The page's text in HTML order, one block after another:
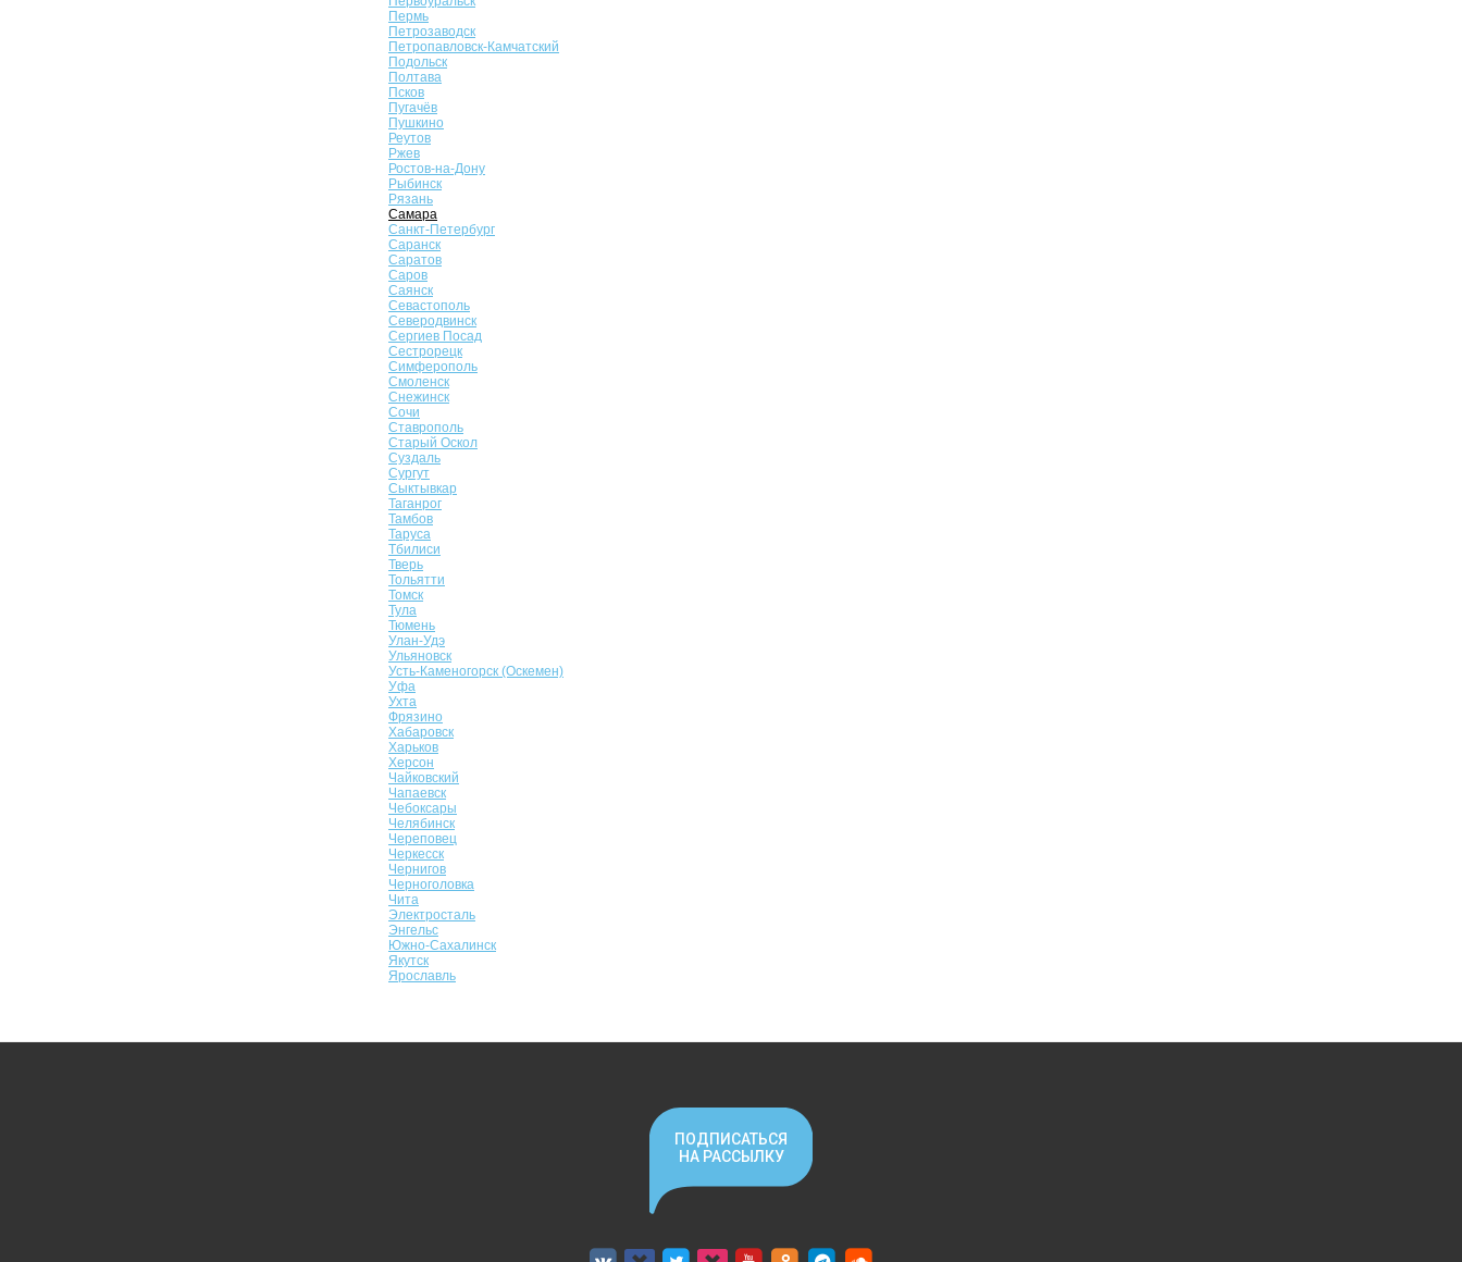
Пермь
Петрозаводск
Петропавловск-Камчатский
Подольск
Полтава
Псков
Пугачёв
Пушкино
Реутов
Ржев
Ростов-на-Дону
Рыбинск
Рязань
Самара
Санкт-Петербург
Саранск
Саратов
Саров
Саянск
Севастополь
Северодвинск
Сергиев Посад
Сестрорецк
Симферополь
Смоленск
Снежинск
Сочи
Ставрополь
Старый Оскол
Суздаль
Сургут
Сыктывкар
Таганрог
Тамбов
Таруса
Тбилиси
Тверь
Тольятти
Томск
Тула
Тюмень
Улан-Удэ
Ульяновск
Усть-Каменогорск (Оскемен)
Уфа
Ухта
Фрязино
Хабаровск
Харьков
Херсон
Чайковский
Чапаевск
Чебоксары
Челябинск
Череповец
Черкесск
Чернигов
Черноголовка
Чита
Электросталь
Энгельс
Южно-Сахалинск
Якутск
Ярославль
ПОДПИСАТЬСЯ
НА РАССЫЛКУ